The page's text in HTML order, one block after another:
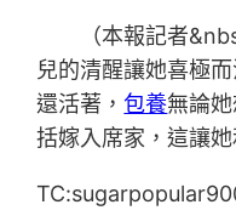
（本報記者
兒的清醒讓她喜極
還活著，包養無論
括嫁入席家，這讓她